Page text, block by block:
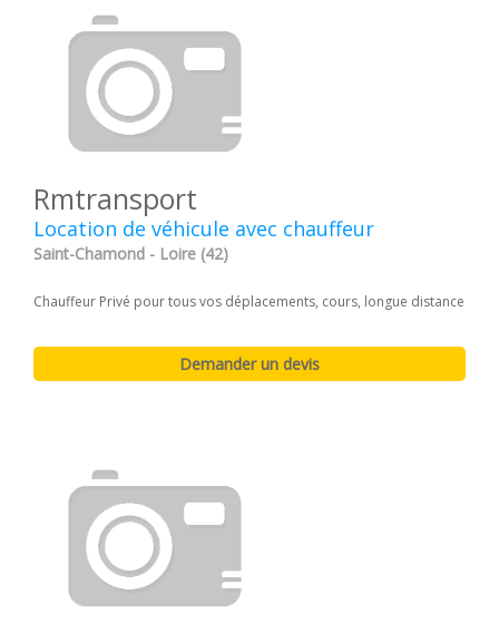
Rmtransport
Location de véhicule avec chauffeur
Saint-Chamond - Loire (42)
Chauffeur Privé pour tous vos déplacements, cours, longue distance